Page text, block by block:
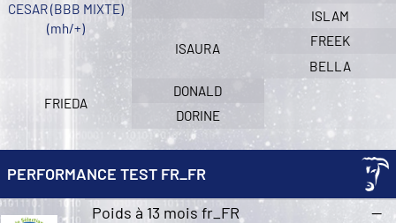
CESAR (BBB MIXTE)
(mh/+)
ISAURA
ISLAM
FREEK
BELLA
FRIEDA
DONALD
DORINE
PERFORMANCE TEST FR_FR
Poids à 13 mois fr_FR
—